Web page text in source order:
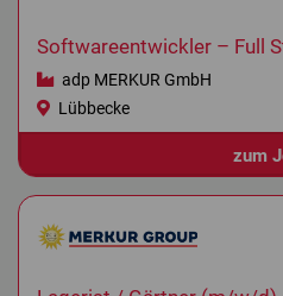
Softwareentwickler – Full
adp MERKUR GmbH
Lübbecke
zum